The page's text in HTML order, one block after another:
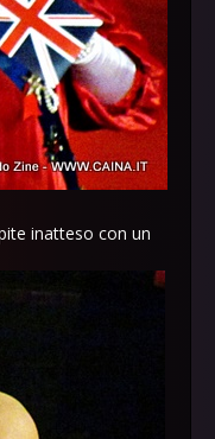
inatteso con un